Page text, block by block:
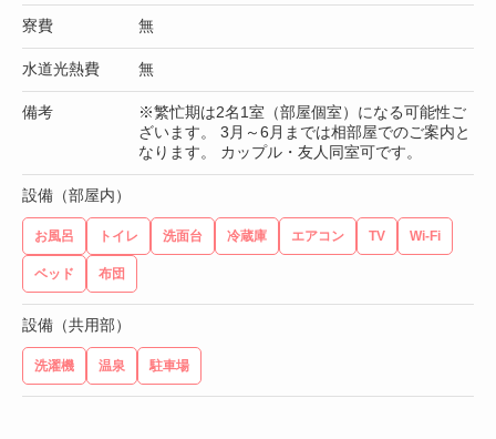
寮費 無
水道光熱費 無
備考
※繁忙期は2名1室（部屋個室）になる可能性ご
ざいます。 3月～6月までは相部屋でのご案内と
なります。 カップル・友人同室可です。
設備（部屋内）
お風呂 トイレ 洗面台 冷蔵庫 エアコン TV Wi-Fi
ベッド 布団
設備（共用部）
洗濯機 温泉 駐車場